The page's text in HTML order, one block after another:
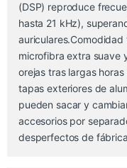
(DSP) reproduce
hasta 21 kHz),
microfibra extra suave
orejas tras largas
tapas exteriores de
pueden sacar y
accesorios por
desperfectos de